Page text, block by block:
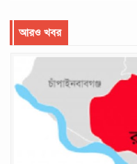
আরও খবর